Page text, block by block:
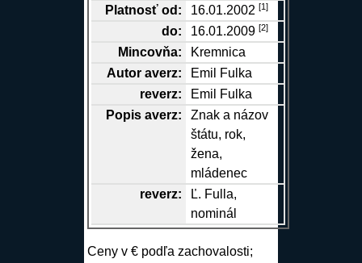
Platnosť od:
16.01.2002[1]
do: 16.01.2009[2]
Mincovňa:
Kremnica
Autor averz:
Emil Fulka
reverz:
Emil Fulka
Popis averz:
Znak a názov
štátu, rok,
žena,
mládenec
reverz:
Ľ. Fulla,
nominál
Ceny v € podľa zachovalosti;